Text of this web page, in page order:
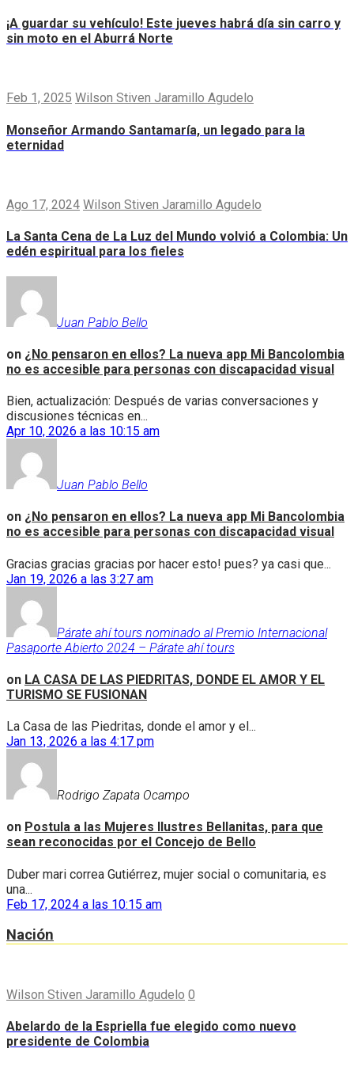
¡A guardar su vehículo! Este jueves habrá día sin carro y
sin moto en el Aburrá Norte
Feb 1, 2025 Wilson Stiven Jaramillo Agudelo
Monseñor Armando Santamaría, un legado para la
eternidad
Ago 17, 2024 Wilson Stiven Jaramillo Agudelo
La Santa Cena de La Luz del Mundo volvió a Colombia: Un
edén espiritual para los fieles
Juan Pablo Bello
on ¿No pensaron en ellos? La nueva app Mi Bancolombia
no es accesible para personas con discapacidad visual
Bien, actualización: Después de varias conversaciones y
discusiones técnicas en...
Apr 10, 2026 a las 10:15 am
Juan Pablo Bello
on ¿No pensaron en ellos? La nueva app Mi Bancolombia
no es accesible para personas con discapacidad visual
Gracias gracias gracias por hacer esto! pues? ya casi que...
Jan 19, 2026 a las 3:27 am
Párate ahí tours nominado al Premio Internacional
Pasaporte Abierto 2024 – Párate ahí tours
on LA CASA DE LAS PIEDRITAS, DONDE EL AMOR Y EL
TURISMO SE FUSIONAN
La Casa de las Piedritas, donde el amor y el...
Jan 13, 2026 a las 4:17 pm
Rodrigo Zapata Ocampo
on Postula a las Mujeres Ilustres Bellanitas, para que
sean reconocidas por el Concejo de Bello
Duber mari correa Gutiérrez, mujer social o comunitaria, es
una...
Feb 17, 2024 a las 10:15 am
Nación
Wilson Stiven Jaramillo Agudelo 0
Abelardo de la Espriella fue elegido como nuevo
presidente de Colombia